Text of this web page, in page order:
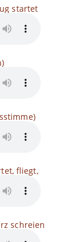
startet
fliegt,
schreien